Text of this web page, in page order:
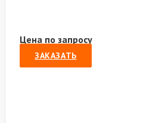
Цена по запросу
ЗАКАЗАТЬ